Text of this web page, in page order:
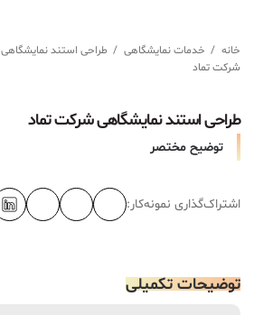
خانه / خدمات نمایشگاهی / طراحی استند نمایشگاهی
شرکت تماد
توضیح مختصر
طراحی استند نمایشگاهی شرکت تماد
اشتراک‌گذاری نمونه‌کار:
توضیحات تکمیلی